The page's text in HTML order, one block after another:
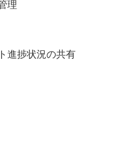
理
進捗状況の共有